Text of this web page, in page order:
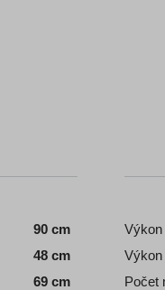
90 cm
48 cm
69 cm
Počet